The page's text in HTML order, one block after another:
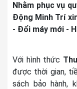
Nhằm phục vụ
Động Minh Trí
- Đổi máy mới -
Với hình thức
được thời gian,
sách bảo hành,